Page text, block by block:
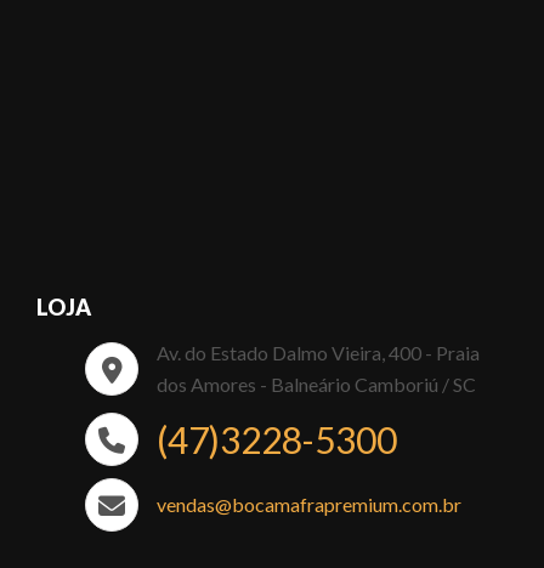
LOJA
Av. do Estado Dalmo Vieira, 400 - Praia
dos Amores - Balneário Camboriú / SC
(47)3228-5300
vendas@bocamafrapremium.com.br